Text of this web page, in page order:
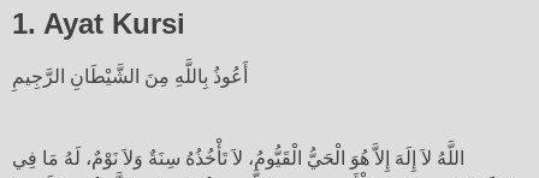
1. Ayat Kursi
أَعُوذُ بِاللَّهِ مِنَ الشَّيْطَانِ الرَّجِيمِ
اللَّهُ لاَ إِلَهَ إِلاَّ هُوَ الْحَيُّ الْقَيُّومُ، لاَ تَأْخُذُهُ سِنَةٌ وَلاَ نَوْمٌ، لَهُ مَا فِي